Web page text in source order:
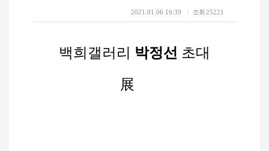
조회25221
2021.01.06 16:39
백희갤러리 박정선 초대
展